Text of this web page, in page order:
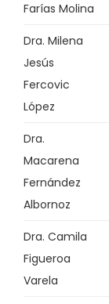
Farías Molina
Dra. Milena
Jesús
Fercovic
López
Dra.
Macarena
Fernández
Albornoz
Dra. Camila
Figueroa
Varela